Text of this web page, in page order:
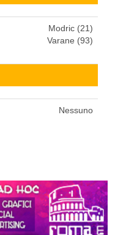
Modric (21)
Varane (93)
Nessuno